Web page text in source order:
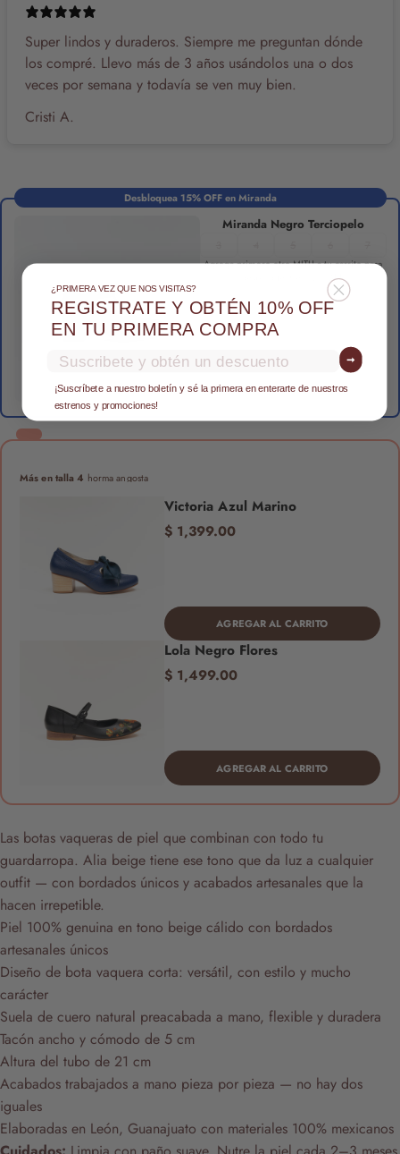
Super lindos y duraderos. Siempre me preguntan dónde
los compré. Llevo más de 3 años usándolos una o dos
veces por semana y todavía se ven muy bien.
Cristi A.
Desbloquea 15% OFF en Miranda
Miranda Negro Terciopelo
Agrega primero otro MITU a tu carrito para
desbloquear el 15% OFF
Más en talla 4 horma angosta
Victoria Azul Marino
$ 1,399.00
AGREGAR AL CARRITO
Lola Negro Flores
$ 1,499.00
AGREGAR AL CARRITO
Las botas vaqueras de piel que combinan con todo tu
guardarropa. Alia beige tiene ese tono que da luz a cualquier
outfit — con bordados únicos y acabados artesanales que la
hacen irrepetible.
Piel 100% genuina en tono beige cálido con bordados
artesanales únicos
Diseño de bota vaquera corta: versátil, con estilo y mucho
carácter
Suela de cuero natural preacabada a mano, flexible y duradera
Tacón ancho y cómodo de 5 cm
Altura del tubo de 21 cm
Acabados trabajados a mano pieza por pieza — no hay dos
iguales
Elaboradas en León, Guanajuato con materiales 100% mexicanos
¿PRIMERA VEZ QUE NOS VISITAS?
REGISTRATE Y OBTÉN 10% OFF
EN TU PRIMERA COMPRA
Email ➞
¡Suscríbete a nuestro boletín y sé la primera en enterarte de nuestros
estrenos y promociones!